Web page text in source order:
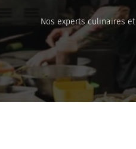
Nos experts culinaires